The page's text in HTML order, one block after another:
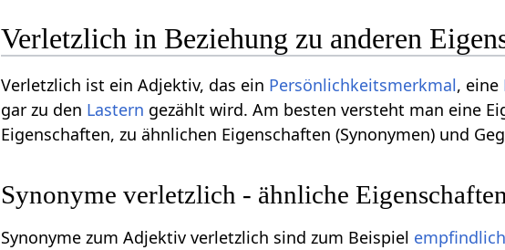
Verletzlich in Beziehung zu anderen
Verletzlich ist ein Adjektiv, das ein Persönlichkeitsmerkmal, eine
gar zu den Lastern gezählt wird. Am besten versteht man eine
Eigenschaften, zu ähnlichen Eigenschaften (Synonymen) und
Synonyme verletzlich - ähnliche Eigenschaften
Synonyme zum Adjektiv verletzlich sind zum Beispiel empfindlich